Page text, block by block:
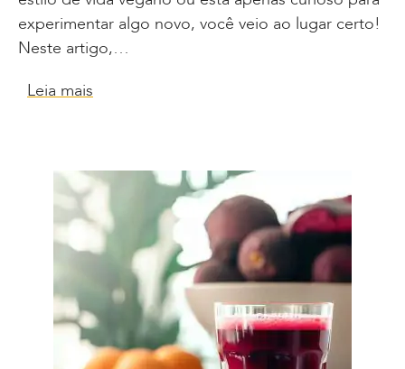
experimentar algo novo, você veio ao lugar certo!
Neste artigo,…
Leia mais